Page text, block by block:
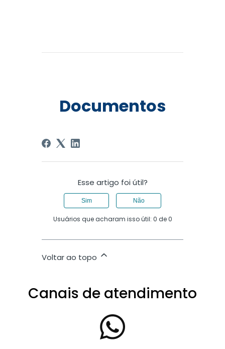
Documentos
Esse artigo foi útil?
Sim Não
Usuários que acharam isso útil: 0 de 0
Voltar ao topo
Canais de atendimento